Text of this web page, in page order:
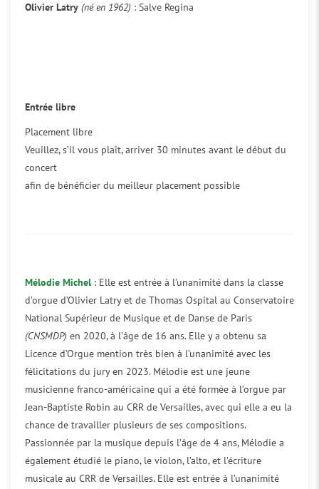
Olivier Latry (né en 1962) : Salve Regina
Entrée libre
Placement libre
Veuillez, s’il vous plaît, arriver 30 minutes avant le début du
concert
afin de bénéficier du meilleur placement possible
Mélodie Michel : Elle est entrée à l’unanimité dans la classe
d’orgue d’Olivier Latry et de Thomas Ospital au Conservatoire
National Supérieur de Musique et de Danse de Paris
(CNSMDP) en 2020, à l’âge de 16 ans. Elle y a obtenu sa
Licence d’Orgue mention très bien à l’unanimité avec les
félicitations du jury en 2023. Mélodie est une jeune
musicienne franco-américaine qui a été formée à l’orgue par
Jean-Baptiste Robin au CRR de Versailles, avec qui elle a eu la
chance de travailler plusieurs de ses compositions.
Passionnée par la musique depuis l’âge de 4 ans, Mélodie a
également étudié le piano, le violon, l’alto, et l’écriture
musicale au CRR de Versailles. Elle est entrée à l’unanimité